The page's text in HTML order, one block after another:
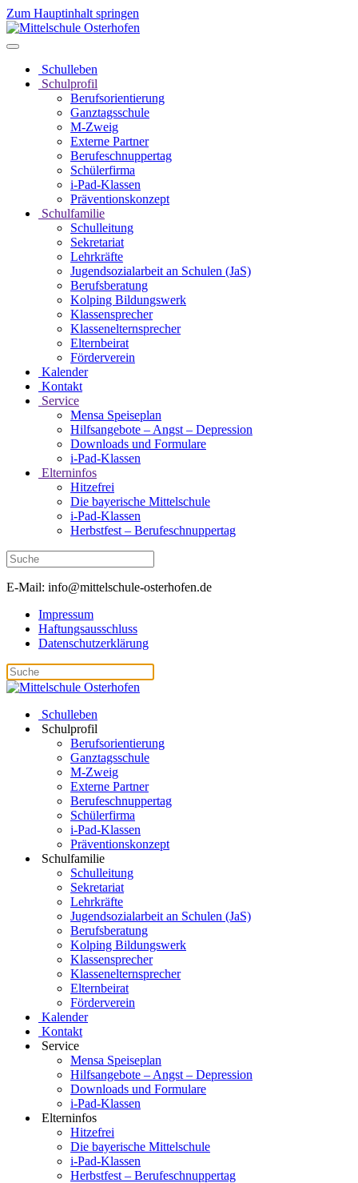
Zum Hauptinhalt springen
Schulleben
Schulprofil
Berufsorientierung
Ganztagsschule
M-Zweig
Externe Partner
Berufeschnuppertag
Schülerfirma
i-Pad-Klassen
Präventionskonzept
Schulfamilie
Schulleitung
Sekretariat
Lehrkräfte
Jugendsozialarbeit an Schulen (JaS)
Berufsberatung
Kolping Bildungswerk
Klassensprecher
Klassenelternsprecher
Elternbeirat
Förderverein
Kalender
Kontakt
Service
Mensa Speiseplan
Hilfsangebote – Angst – Depression
Downloads und Formulare
i-Pad-Klassen
Elterninfos
Hitzefrei
Die bayerische Mittelschule
i-Pad-Klassen
Herbstfest – Berufeschnuppertag
E-Mail: info@mittelschule-osterhofen.de
Impressum
Haftungsausschluss
Datenschutzerklärung
Schulleben
Schulprofil
Berufsorientierung
Ganztagsschule
M-Zweig
Externe Partner
Berufeschnuppertag
Schülerfirma
i-Pad-Klassen
Präventionskonzept
Schulfamilie
Schulleitung
Sekretariat
Lehrkräfte
Jugendsozialarbeit an Schulen (JaS)
Berufsberatung
Kolping Bildungswerk
Klassensprecher
Klassenelternsprecher
Elternbeirat
Förderverein
Kalender
Kontakt
Service
Mensa Speiseplan
Hilfsangebote – Angst – Depression
Downloads und Formulare
i-Pad-Klassen
Elterninfos
Hitzefrei
Die bayerische Mittelschule
i-Pad-Klassen
Herbstfest – Berufeschnuppertag